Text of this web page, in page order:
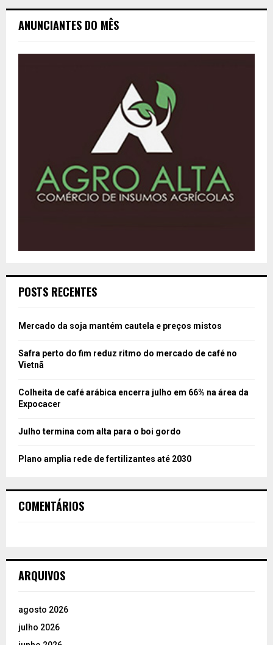
ANUNCIANTES DO MÊS
POSTS RECENTES
Mercado da soja mantém cautela e preços mistos
Safra perto do fim reduz ritmo do mercado de café no
Vietnã
Colheita de café arábica encerra julho em 66% na área da
Expocacer
Julho termina com alta para o boi gordo
Plano amplia rede de fertilizantes até 2030
COMENTÁRIOS
ARQUIVOS
agosto 2026
julho 2026